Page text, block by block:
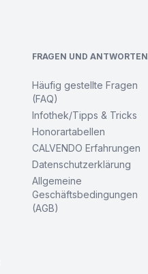
FRAGEN UND ANTWORTEN
Häufig gestellte Fragen
(FAQ)
Infothek/Tipps & Tricks
Honorartabellen
CALVENDO Erfahrungen
Datenschutzerklärung
Allgemeine
Geschäftsbedingungen
(AGB)